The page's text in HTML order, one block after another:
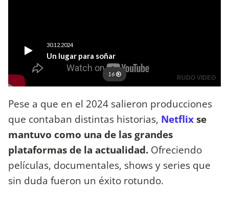
Pese a que en el 2024 salieron producciones
que contaban distintas historias, Netflixse
mantuvo como una de las grandes
plataformas de la actualidad. Ofreciendo
películas, documentales, shows y series que
sin duda fueron un éxito rotundo.